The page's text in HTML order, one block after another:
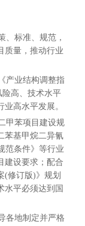
标准、规范，
质量，推动行业
产业结构调整指
高、技术水平
高水平发展。
甲苯项目建设规
苯基甲烷二异氰
范条件》等行业
建设要求；配合
(修订版)》规划
水平必须达到国
各地制定并严格